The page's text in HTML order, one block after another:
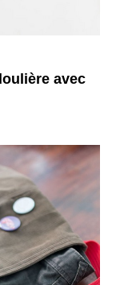
avec